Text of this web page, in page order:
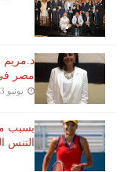
مصر
يونيو 13, 2022
بسبب
التنس​